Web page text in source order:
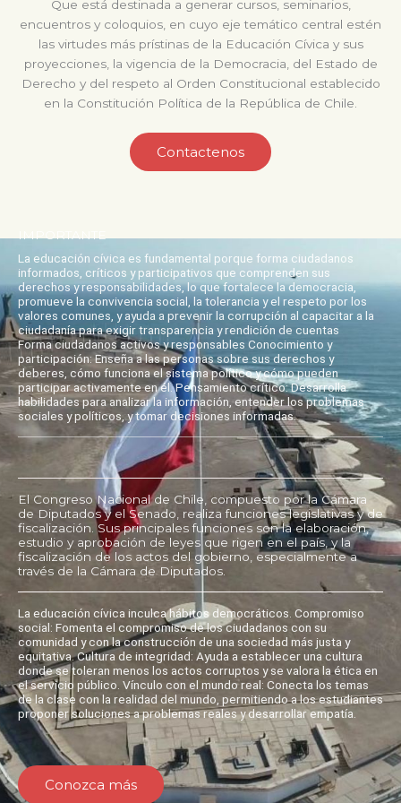
Que está destinada a generar cursos, seminarios,
encuentros y coloquios, en cuyo eje temático central estén
las virtudes más prístinas de la Educación Cívica y sus
proyecciones, la vigencia de la Democracia, del Estado de
Derecho y del respeto al Orden Constitucional establecido
en la Constitución Política de la República de Chile.
Contactenos
La educación cívica es fundamental porque forma ciudadanos
informados, críticos y participativos que comprenden sus
derechos y responsabilidades, lo que fortalece la democracia,
promueve la convivencia social, la tolerancia y el respeto por los
valores comunes, y ayuda a prevenir la corrupción al capacitar a la
ciudadanía para exigir transparencia y rendición de cuentas
Forma ciudadanos activos y responsables Conocimiento y
participación: Enseña a las personas sobre sus derechos y
deberes, cómo funciona el sistema político y cómo pueden
participar activamente en él. Pensamiento crítico: Desarrolla
habilidades para analizar la información, entender los problemas
sociales y políticos, y tomar decisiones informadas.
El Congreso Nacional de Chile, compuesto por la Cámara
de Diputados y el Senado, realiza funciones legislativas y de
fiscalización. Sus principales funciones son la elaboración,
estudio y aprobación de leyes que rigen en el país, y la
fiscalización de los actos del gobierno, especialmente a
través de la Cámara de Diputados.
La educación cívica inculca hábitos democráticos. Compromiso
social: Fomenta el compromiso de los ciudadanos con su
comunidad y con la construcción de una sociedad más justa y
equitativa. Cultura de integridad: Ayuda a establecer una cultura
donde se toleran menos los actos corruptos y se valora la ética en
el servicio público. Vínculo con el mundo real: Conecta los temas
de la clase con la realidad del mundo, permitiendo a los estudiantes
proponer soluciones a problemas reales y desarrollar empatía.
Conozca más